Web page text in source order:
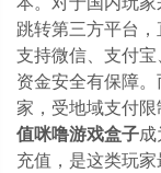
跳转第三方平台
支持微信、支付
资金安全有保障
家，受地域支付
值咪噜游戏盒子
充值，是这类玩家